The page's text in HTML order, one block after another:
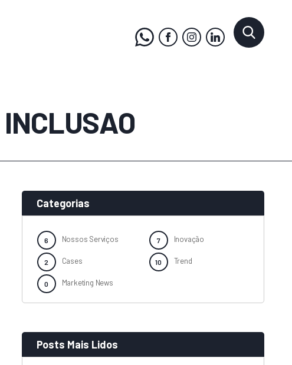
INCLUSAO
Categorias
Nossos Serviços Inovação
Cases Trend
Marketing News
Posts Mais Lidos